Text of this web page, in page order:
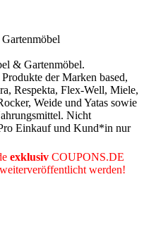
& Gartenmöbel.
der Marken based,
Respekta, Flex-Well, Miele,
Weide und Yatas sowie
Nicht
Einkauf und Kund*in nur
exklusiv COUPONS.DE
werden!